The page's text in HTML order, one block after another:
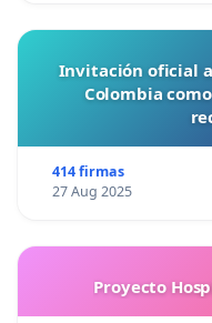
Invitación oficial
Colombia
414 firmas
27 Aug 2025
Proyecto